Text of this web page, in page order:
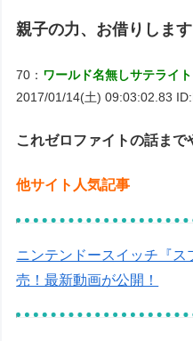
親子の力、お借りします
70： ワールド名無しサテライ
2017/01/14(土) 09:03:02.83
これゼロファイトの話まで
他サイト人気記事
ニンテンドースイッチ『
売！最新動画が公開！